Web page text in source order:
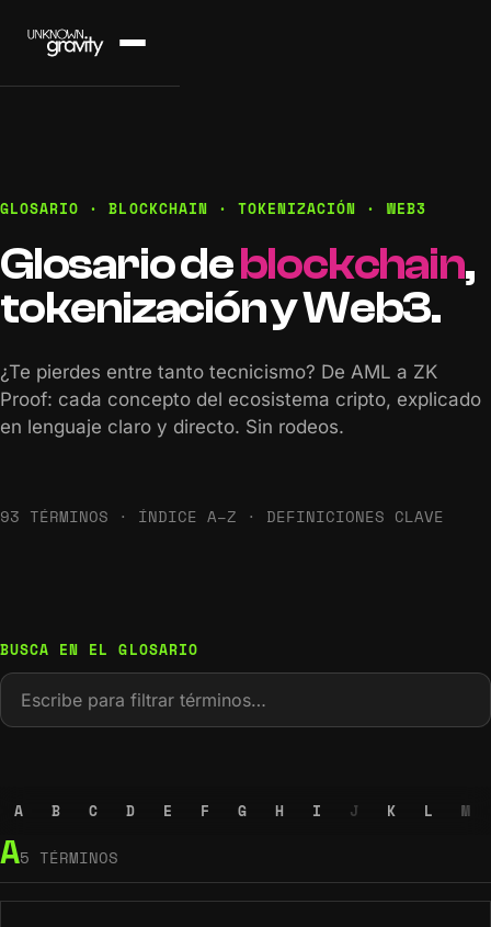
GLOSARIO · BLOCKCHAIN · TOKENIZACIÓN · WEB3
Glosario deblockchain,
tokenización y Web3.
¿Te pierdes entre tanto tecnicismo? De AML a ZK
Proof: cada concepto del ecosistema cripto, explicado
en lenguaje claro y directo. Sin rodeos.
93 TÉRMINOS · ÍNDICE A–Z · DEFINICIONES CLAVE
BUSCA EN EL GLOSARIO
A B C D E F G H I J K L M
A5 TÉRMINOS